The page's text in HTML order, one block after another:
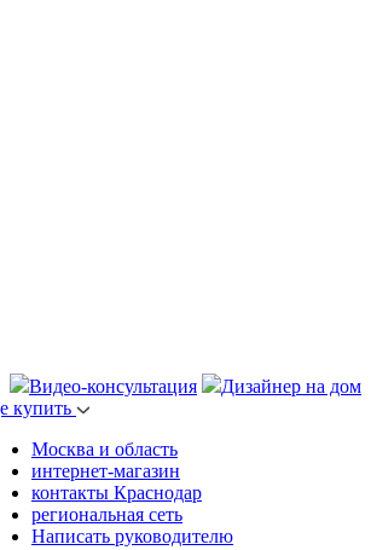
Видео-консультация
Дизайнер на дом
купить
Москва и область
интернет-магазин
контакты Краснодар
региональная сеть
Написать руководителю